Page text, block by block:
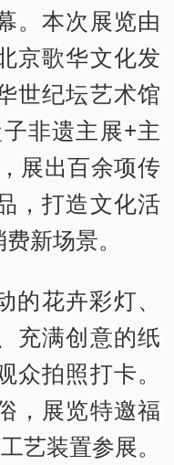
。本次展览由
京歌华文化发
世纪坛艺术馆
非遗主展+主
展出百余项传
，打造文化活
新场景。
的花卉彩灯、
充满创意的纸
拍照打卡。
，展览特邀福
艺装置参展。